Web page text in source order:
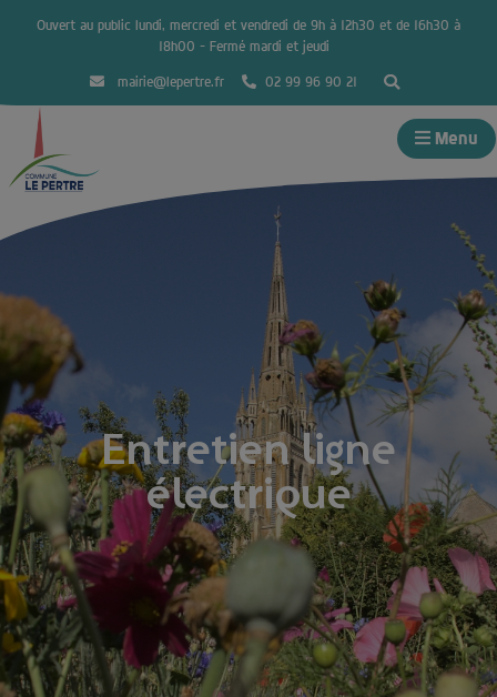
Ouvert au public lundi, mercredi et vendredi de 9h à 12h30 et de 16h30 à
18h00 – Fermé mardi et jeudi
mairie@lepertre.fr 02 99 96 90 21
Menu
Entretien ligne
électrique